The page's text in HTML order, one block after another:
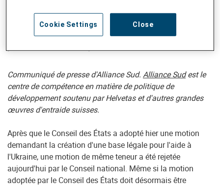
l'économie locale et que les fonds de
développement ne soient pas réaffectés à la
Communiqué de presse d'Alliance Sud. Alliance Sudest le
centre de compétence en matière de politique de
développement soutenu par Helvetas et d'autres grandes
œuvres d'entraide suisses.
Après que le Conseil des États a adopté hier une motion
demandant la création d'une base légale pour l'aide à
l'Ukraine, une motion de même teneur a été rejetée
aujourd'hui par le Conseil national. Même si la motion
adoptée par le Conseil des États doit désormais être
Close
Cookie Settings